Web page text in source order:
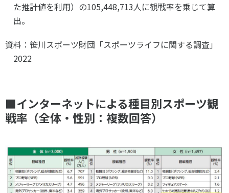
た推計値を利用）の105,448,713人に観戦率を乗じて算
出。
資料：笹川スポーツ財団「スポーツライフに関する調査」
2022
■インターネットによる種目別スポーツ観
戦率（全体・性別：複数回答）